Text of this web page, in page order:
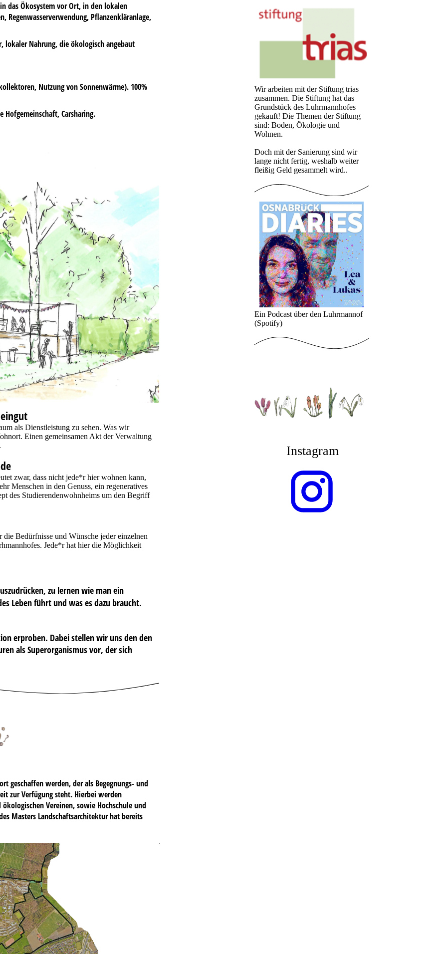
das Ökosystem vor Ort, in den lokalen
Regenwasserverwendung, Pflanzenkläranlage,
lokaler Nahrung, die ökologisch angebaut
Nutzung von Sonnenwärme). 100%
Carsharing.
als Dienstleistung zu sehen. Was wir
Einen gemeinsamen Akt der Verwaltung
zwar, dass nicht jede*r hier wohnen kann,
Menschen in den Genuss, ein regeneratives
des Studierendenwohnheims um den Begriff
Bedürfnisse und Wünsche jeder einzelnen
Jede*r hat hier die Möglichkeit
zu lernen wie man ein
Leben führt und was es dazu braucht.
erproben. Dabei stellen wir uns den den
als Superorganismus vor, der sich
geschaffen werden, der als Begegnungs- und
zur Verfügung steht. Hierbei werden
Vereinen, sowie Hochschule und
Masters Landschaftsarchitektur hat bereits
Wir arbeiten mit der Stiftung trias
zusammen. Die Stiftung hat das
Grundstück des Luhrmannhofes
gekauft! Die Themen der Stiftung
sind: Boden, Ökologie und
Wohnen.
Doch mit der Sanierung sind wir
lange nicht fertig, weshalb weiter
fleißig Geld gesammelt wird..
Ein Podcast über den Luhrmannof
(Spotify)
Instagram